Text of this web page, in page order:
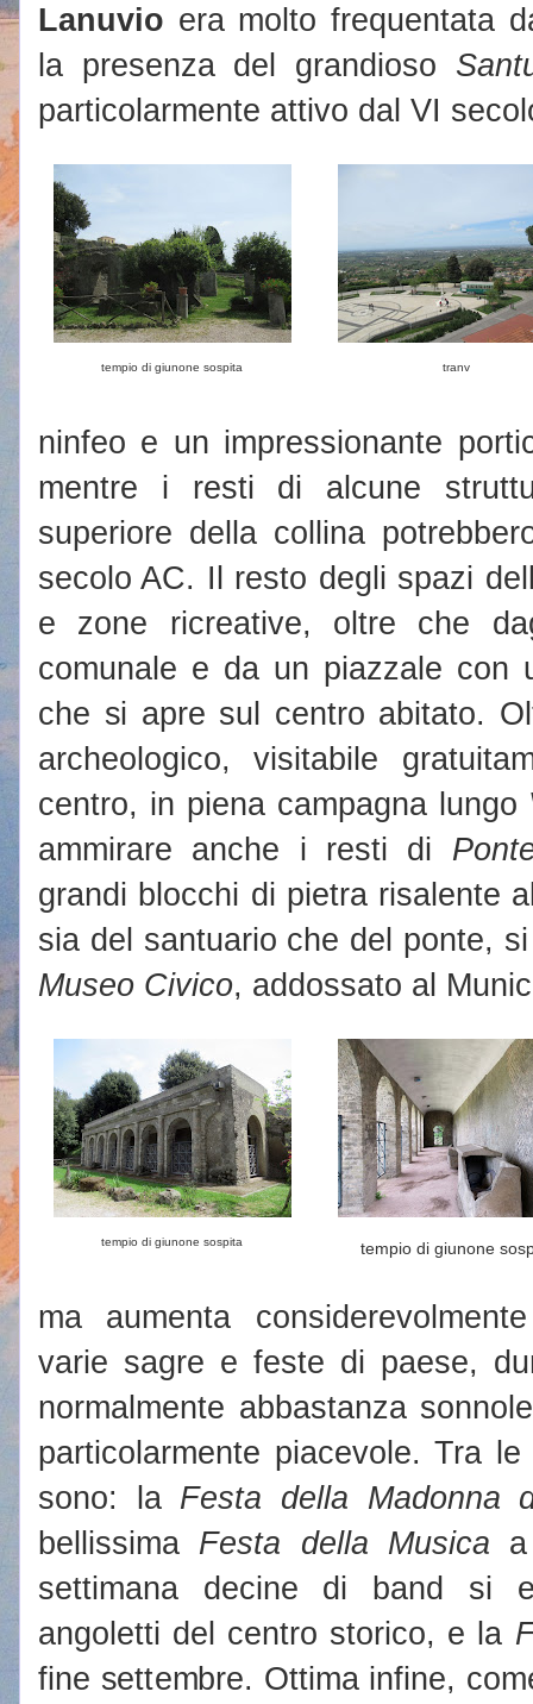
Lanuvio era molto frequentata
la presenza del grandioso
particolarmente attivo dal VI
tempio di giunone sospita tranv
ninfeo e un impressionante
mentre i resti di alcune
superiore della collina
secolo AC. Il resto degli spazi
e zone ricreative, oltre che
comunale e da un piazzale con
che si apre sul centro abitato.
archeologico, visitabile
centro, in piena campagna lungo
ammirare anche i resti di
grandi blocchi di pietra risalente
sia del santuario che del ponte,
Museo Civico, addossato al
tempio di giunone sospita tempio di giunone
ma aumenta
varie sagre e feste di paese,
normalmente abbastanza
particolarmente piacevole. Tra
sono: la Festa della Madonna
bellissima Festa della Musica
settimana decine di band si
angoletti del centro storico, e la
fine settembre. Ottima infine,